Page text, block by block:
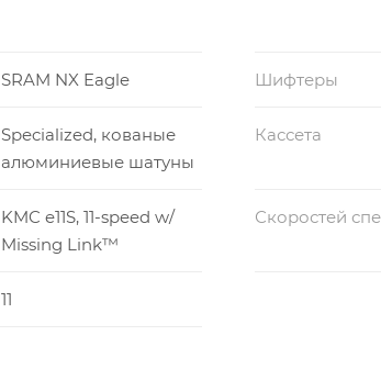
SRAM NX Eagle Шифтеры
Specialized, кованые
алюминиевые шатуны
Кассета
KMC e11S, 11-speed w/
Missing Link™
Скоростей
11